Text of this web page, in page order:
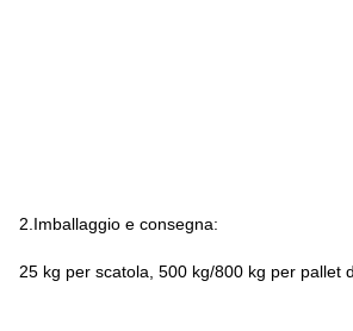
2.Imballaggio e consegna:
25 kg per scatola, 500 kg/800 kg per pallet